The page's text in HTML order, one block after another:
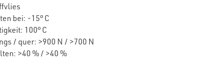
bei: -15° C
100° C
/ quer: >900 N / >700 N
>40 % / >40 %